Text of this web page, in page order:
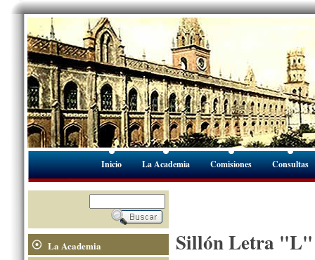
Inicio La Academia Comisiones Consultas
La Academia Sillón Letra "L"